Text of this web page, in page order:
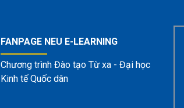
FANPAGE NEU E-LEARNING
Chương trình Đào tạo Từ xa - Đại học
Kinh tế Quốc dân